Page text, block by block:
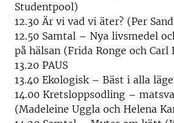
Studentpool)
12.30 Är vi vad vi äter? (Per
12.50 Samtal – Nya livsmedel
på hälsan (Frida Ronge och Carl
13.20 PAUS
13.40 Ekologisk – Bäst i alla
14.00 Kretsloppsodling –
(Madeleine Uggla och Helena